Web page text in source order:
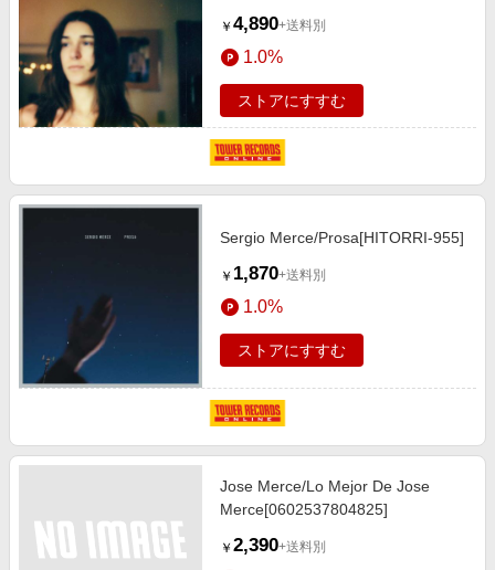
￥ 4,890+送料別
1.0%
ストアにすすむ
Sergio Merce/Prosa[HITORRI-955]
￥ 1,870+送料別
1.0%
ストアにすすむ
Jose Merce/Lo Mejor De Jose
Merce[0602537804825]
￥ 2,390+送料別